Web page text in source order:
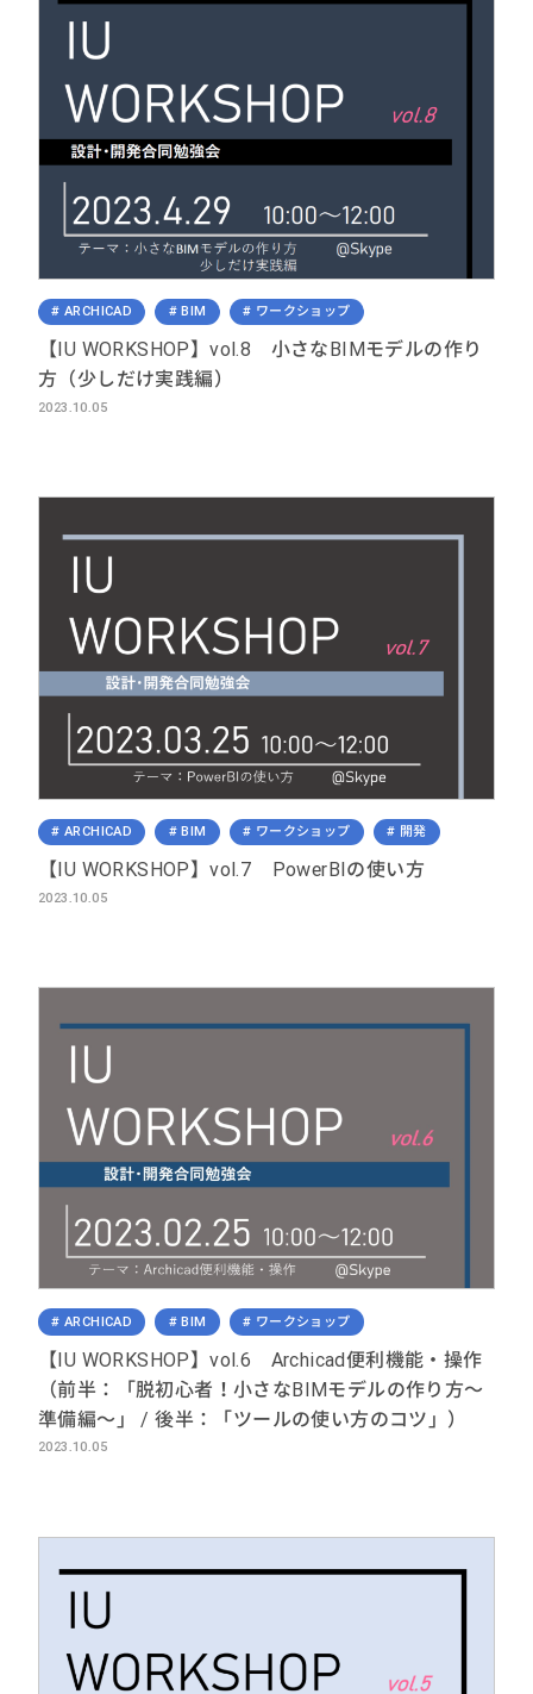
ARCHICAD BIM ワークショップ
【IU WORKSHOP】vol.8 小さなBIMモデルの作り
方（少しだけ実践編）
2023.10.05
ARCHICAD BIM ワークショップ 開発
【IU WORKSHOP】vol.7 PowerBIの使い方
2023.10.05
ARCHICAD BIM ワークショップ
【IU WORKSHOP】vol.6 Archicad便利機能・操作
（前半：「脱初心者！小さなBIMモデルの作り方～
準備編～」 / 後半：「ツールの使い方のコツ」）
2023.10.05